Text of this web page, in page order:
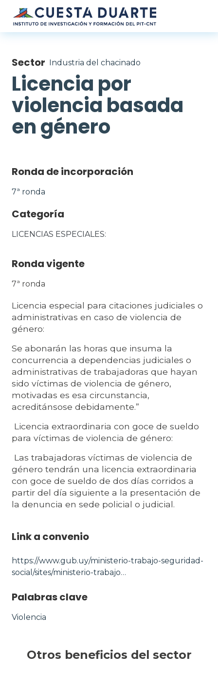
Pasar al contenido principal
Sector Industria del chacinado
Licencia por
violencia basada
en género
Ronda de incorporación
7ª ronda
Categoría
LICENCIAS ESPECIALES
Ronda vigente
7ª ronda
Licencia especial para citaciones judiciales o
administrativas en caso de violencia de
género:
Se abonarán las horas que insuma la
concurrencia a dependencias judiciales o
administrativas de trabajadoras que hayan
sido víctimas de violencia de género,
motivadas es esa circunstancia,
acreditánsose debidamente.”
Licencia extraordinaria con goce de sueldo
para víctimas de violencia de género:
Las trabajadoras víctimas de violencia de
género tendrán una licencia extraordinaria
con goce de sueldo de dos días corridos a
partir del día siguiente a la presentación de
la denuncia en sede policial o judicial.
Link a convenio
https://www.gub.uy/ministerio-trabajo-seguridad-
social/sites/ministerio-trabajo…
Palabras clave
Violencia
Otros beneficios del sector